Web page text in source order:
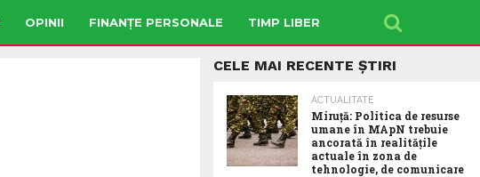
OPINII FINANȚE PERSONALE TIMP LIBER
CELE MAI RECENTE ȘTIRI
ACTUALITATE
Miruță: Politica de resurse
umane în MApN trebuie
ancorată în realitățile
actuale în zona de
tehnologie, de comunicare